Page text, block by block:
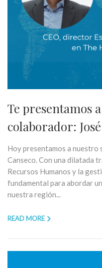
Te presentamos
colaborador:
Hoy presentamos a
Canseco. Con una dilatada
Recursos Humanos y la
fundamental para abordar
nuestra región...
READ MORE